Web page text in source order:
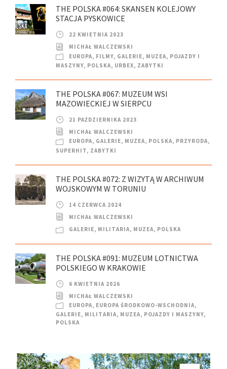
THE POLSKA #064: SKANSEN KOLEJOWY
STACJA PYSKOWICE
22 KWIETNIA 2023
MICHAŁ WALCZEWSKI
EUROPA, FILMY, GALERIE, MUZEA, POJAZDY I
MASZYNY, POLSKA, URBEX, ZABYTKI
THE POLSKA #067: MUZEUM WSI
MAZOWIECKIEJ W SIERPCU
21 PAŹDZIERNIKA 2023
MICHAŁ WALCZEWSKI
EUROPA, GALERIE, MUZEA, POLSKA, PRZYRODA,
SUPERHIT, ZABYTKI
THE POLSKA #072: Z WIZYTĄ W ARCHIWUM
WOJSKOWYM W TORUNIU
14 CZERWCA 2024
MICHAŁ WALCZEWSKI
GALERIE, MILITARIA, MUZEA, POLSKA
THE POLSKA #091: MUZEUM LOTNICTWA
POLSKIEGO W KRAKOWIE
6 KWIETNIA 2026
MICHAŁ WALCZEWSKI
EUROPA, EUROPA ŚRODKOWO-WSCHODNIA,
GALERIE, MILITARIA, MUZEA, POJAZDY I MASZYNY,
POLSKA